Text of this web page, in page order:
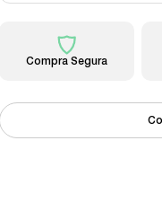
Compra Segura